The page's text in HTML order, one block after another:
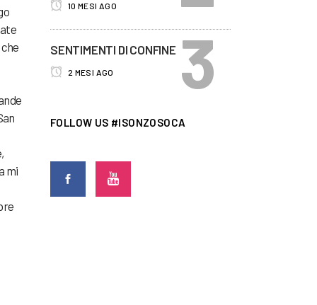
mi
10 MESI AGO
SENTIMENTI DI CONFINE
2 MESI AGO
FOLLOW US #ISONZOSOCA